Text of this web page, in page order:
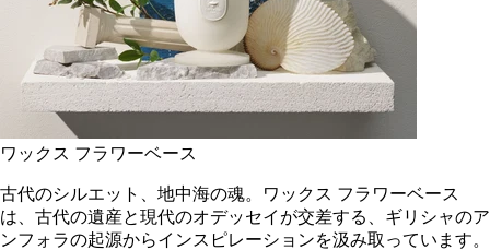
ワックス フラワーベース
古代のシルエット、地中海の魂。ワックス フラワーベース
は、古代の遺産と現代のオデッセイが交差する、ギリシャのア
ンフォラの起源からインスピレーションを汲み取っています。